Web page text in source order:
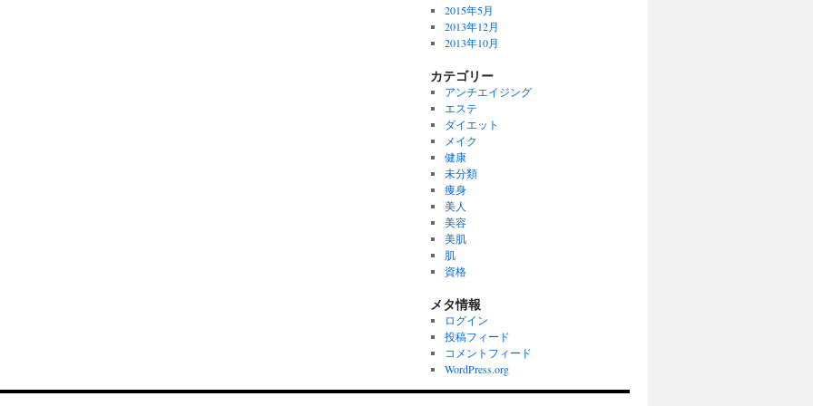
2015年5月
2013年12月
2013年10月
カテゴリー
アンチエイジング
エステ
ダイエット
メイク
健康
未分類
痩身
美人
美容
美肌
肌
資格
メタ情報
ログイン
投稿フィード
コメントフィード
WordPress.org